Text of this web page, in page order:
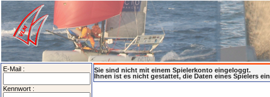
E-Mail :
Kennwort :
Sie sind nicht mit einem Spielerkonto eingeloggt.
Ihnen ist es nicht gestattet, die Daten eines Spielers